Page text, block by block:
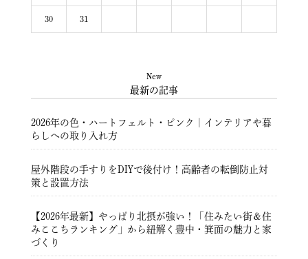
30 31
New
最新の記事
2026年の色・ハートフェルト・ピンク｜インテリアや暮
らしへの取り入れ方
屋外階段の手すりをDIYで後付け！高齢者の転倒防止対
策と設置方法
【2026年最新】やっぱり北摂が強い！「住みたい街＆住
みここちランキング」から紐解く豊中・箕面の魅力と家
づくり